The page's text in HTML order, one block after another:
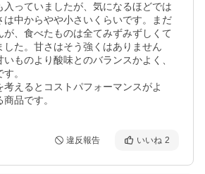
入っていましたが、気になるほどでは
は中からやや小さいくらいです。まだ
、食べたものは全てみずみずしくて
した。甘さはそう強くはありません
ものより酸味とのバランスかよく、
。
えるとコストパフォーマンスがよ
品です。
違反報告 いいね 2